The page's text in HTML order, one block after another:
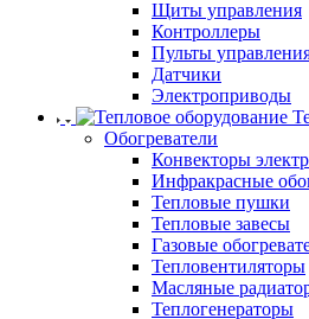
Щиты управления
Контроллеры
Пульты
Датчики
Электроприводы
Обогреватели
Конвекторы
Инфракрасные
Тепловые пушки
Тепловые завесы
Газовые
Тепловентиляторы
Масляные
Теплогенераторы